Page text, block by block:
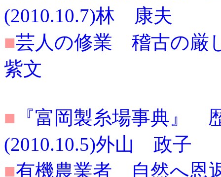
(2010.10.7)林 康夫
■芸人の修業 稽古の厳
紫文
■ 『富岡製糸場事典』
(2010.10.5)外山 政子
■有機農業者 自然へ恩